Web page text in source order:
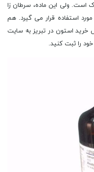
است. ولی این ماده، سرطان زا
استفاده قرار می گیرد. هم
خرید استون در تبریز به سایت
را ثبت کنید.